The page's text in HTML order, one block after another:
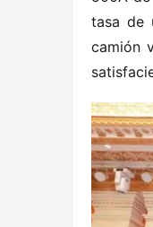
tasa de
camión